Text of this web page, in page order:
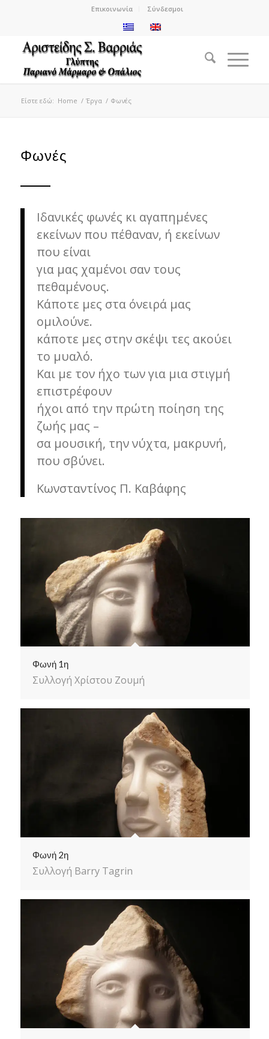
Επικοινωνία Σύνδεσμοι
Είστε εδώ: Home / Έργα / Φωνές
Φωνές
Ιδανικές φωνές κι αγαπημένες
εκείνων που πέθαναν, ή εκείνων
που είναι
για μας χαμένοι σαν τους
πεθαμένους.
Κάποτε μες στα όνειρά μας
ομιλούνε.
κάποτε μες στην σκέψι τες ακούει
το μυαλό.
Και με τον ήχο των για μια στιγμή
επιστρέφουν
ήχοι από την πρώτη ποίηση της
ζωής μας –
σα μουσική, την νύχτα, μακρυνή,
που σβύνει.
Κωνσταντίνος Π. Καβάφης
Φωνή 1η
Συλλογή Χρίστου Ζουμή
Φωνή 2η
Συλλογή Barry Tagrin